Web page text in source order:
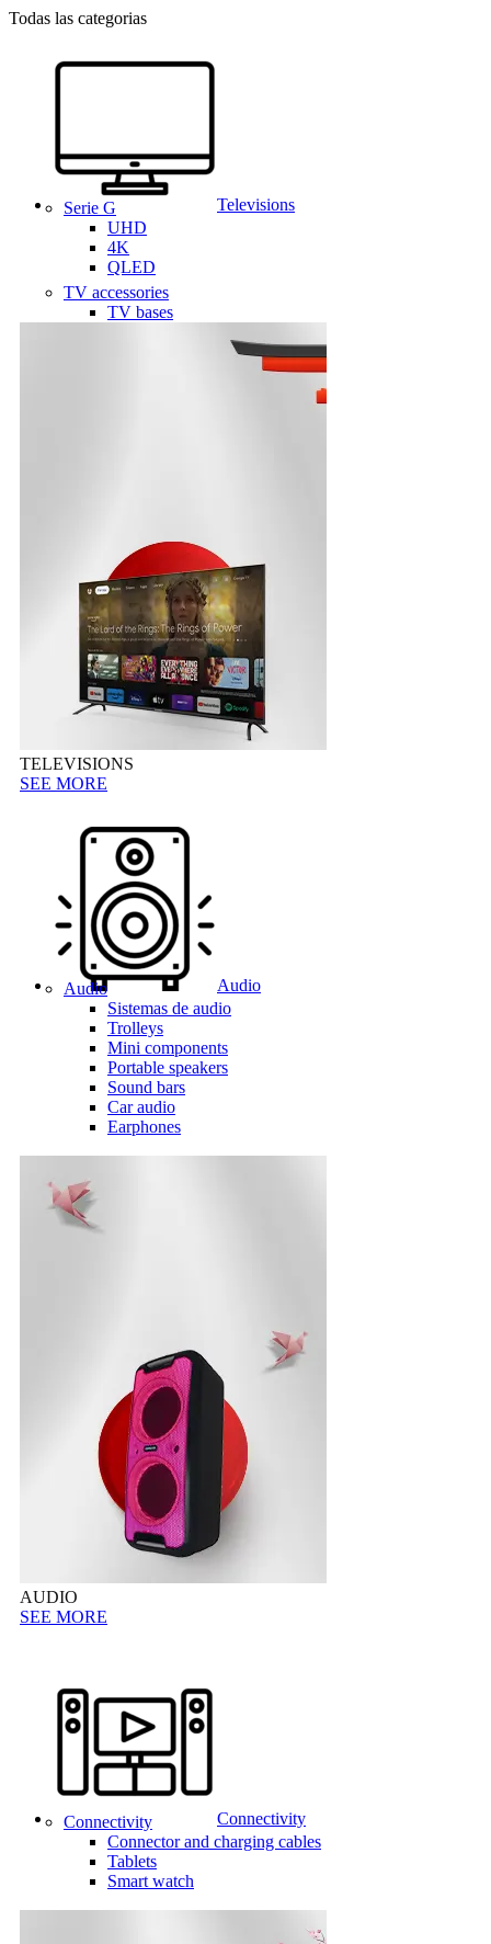
Todas las categorias
Televisions
Serie G
UHD
4K
QLED
TV accessories
TV bases
TELEVISIONS
SEE MORE
Audio
Audio
Sistemas de audio
Trolleys
Mini components
Portable speakers
Sound bars
Car audio
Earphones
AUDIO
SEE MORE
Connectivity
Connectivity
Connector and charging cables
Tablets
Smart watch